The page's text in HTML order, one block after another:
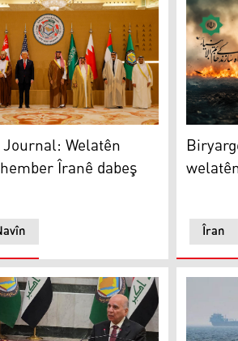
Welatên Kendavê li hember
Welatên
Îranê dabeş
Îran